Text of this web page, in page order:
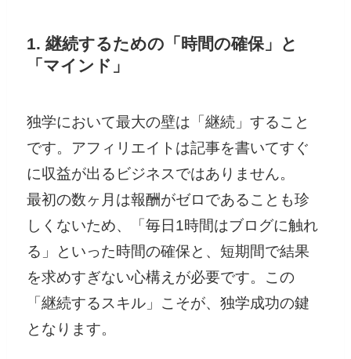
1. 継続するための「時間の確保」と
「マインド」
独学において最大の壁は「継続」すること
です。アフィリエイトは記事を書いてすぐ
に収益が出るビジネスではありません。
最初の数ヶ月は報酬がゼロであることも珍
しくないため、「毎日1時間はブログに触れ
る」といった時間の確保と、短期間で結果
を求めすぎない心構えが必要です。この
「継続するスキル」こそが、独学成功の鍵
となります。